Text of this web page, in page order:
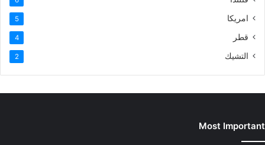
امريكا 5
قطر 4
التشيك 2
Most Important